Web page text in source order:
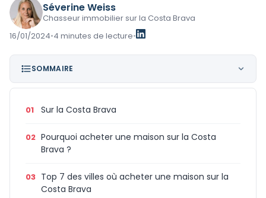
Séverine Weiss
Chasseur immobilier sur la Costa Brava
16/01/2024•4 minutes de lecture•
SOMMAIRE
Sur la Costa Brava
Pourquoi acheter une maison sur la Costa
Brava ?
Top 7 des villes où acheter une maison sur la
Costa Brava